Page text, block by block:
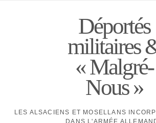
Déportés
militaires
« Malgré-
Nous »
LES ALSACIENS ET MOSELLANS
DANS L'ARMÉE